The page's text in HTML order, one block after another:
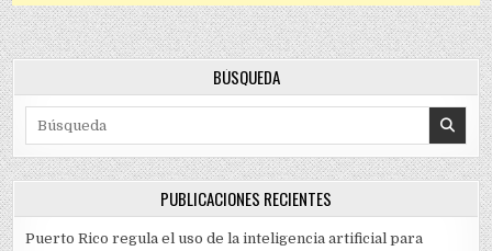
BÚSQUEDA
Search for:
PUBLICACIONES RECIENTES
Puerto Rico regula el uso de la inteligencia artificial para